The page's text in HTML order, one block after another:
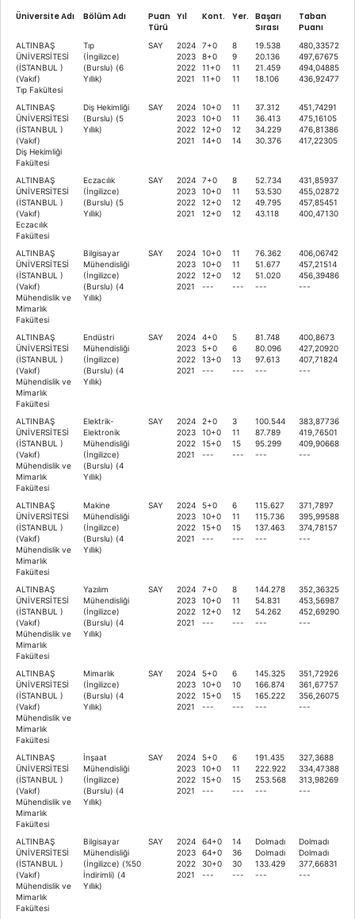
Üniversite Adı Bölüm Adı
Puan
Türü
Yıl Kont. Yer. Başarı
Sırası
Taban
Puanı
ALTINBAŞ
ÜNİVERSİTESİ
(İSTANBUL )
(Vakıf)
Tıp Fakültesi
Tıp
(İngilizce)
(Burslu) (6
Yıllık)
SAY
2024
2023
2022
2021
7+0
8+0
11+0
11+0
8
9
11
11
19.538
20.136
21.459
18.106
480,33572
497,67675
494,04885
436,92477
ALTINBAŞ
ÜNİVERSİTESİ
(İSTANBUL )
(Vakıf)
Diş Hekimliği
Fakültesi
Diş Hekimliği
(Burslu) (5
Yıllık)
SAY
2024
2023
2022
2021
10+0
10+0
12+0
14+0
11
11
12
14
37.312
36.413
34.229
30.376
451,74291
475,16105
476,81386
417,22305
ALTINBAŞ
ÜNİVERSİTESİ
(İSTANBUL )
(Vakıf)
Eczacılık
Fakültesi
Eczacılık
(İngilizce)
(Burslu) (5
Yıllık)
SAY
2024
2023
2022
2021
7+0
10+0
12+0
12+0
8
11
12
12
52.734
53.530
49.795
43.118
431,85937
455,02872
457,85451
400,47130
ALTINBAŞ
ÜNİVERSİTESİ
(İSTANBUL )
(Vakıf)
Mühendislik ve
Mimarlık
Fakültesi
Bilgisayar
Mühendisliği
(İngilizce)
(Burslu) (4
Yıllık)
SAY
2024
2023
2022
2021
10+0
10+0
12+0
---
11
11
12
---
76.362
51.677
51.020
---
406,06742
457,21514
456,39486
---
ALTINBAŞ
ÜNİVERSİTESİ
(İSTANBUL )
(Vakıf)
Mühendislik ve
Mimarlık
Fakültesi
Endüstri
Mühendisliği
(İngilizce)
(Burslu) (4
Yıllık)
SAY
2024
2023
2022
2021
4+0
5+0
13+0
---
5
6
13
---
81.748
80.096
97.613
---
400,8673
427,20920
407,71824
---
ALTINBAŞ
ÜNİVERSİTESİ
(İSTANBUL )
(Vakıf)
Mühendislik ve
Mimarlık
Fakültesi
Elektrik-
Elektronik
Mühendisliği
(İngilizce)
(Burslu) (4
Yıllık)
SAY
2024
2023
2022
2021
2+0
10+0
15+0
---
3
11
15
---
100.544
87.789
95.299
---
383,87736
419,76501
409,90668
---
ALTINBAŞ
ÜNİVERSİTESİ
(İSTANBUL )
(Vakıf)
Mühendislik ve
Mimarlık
Fakültesi
Makine
Mühendisliği
(İngilizce)
(Burslu) (4
Yıllık)
SAY
2024
2023
2022
2021
5+0
10+0
15+0
---
6
11
15
---
115.627
115.736
137.463
---
371,7897
395,99588
374,78157
---
ALTINBAŞ
ÜNİVERSİTESİ
(İSTANBUL )
(Vakıf)
Mühendislik ve
Mimarlık
Fakültesi
Yazılım
Mühendisliği
(İngilizce)
(Burslu) (4
Yıllık)
SAY
2024
2023
2022
2021
7+0
10+0
12+0
---
8
11
12
---
144.278
54.831
54.262
---
352,36325
453,56987
452,69290
---
ALTINBAŞ
ÜNİVERSİTESİ
(İSTANBUL )
(Vakıf)
Mühendislik ve
Mimarlık
Fakültesi
Mimarlık
(İngilizce)
(Burslu) (4
Yıllık)
SAY
2024
2023
2022
2021
5+0
10+0
15+0
---
6
10
15
---
145.325
166.874
165.222
---
351,72926
361,67757
356,26075
---
ALTINBAŞ
ÜNİVERSİTESİ
(İSTANBUL )
(Vakıf)
Mühendislik ve
Mimarlık
Fakültesi
İnşaat
Mühendisliği
(İngilizce)
(Burslu) (4
Yıllık)
SAY
2024
2023
2022
2021
5+0
10+0
15+0
---
6
11
15
---
191.435
222.922
253.568
---
327,3688
334,47388
313,98269
---
ALTINBAŞ
ÜNİVERSİTESİ
(İSTANBUL )
(Vakıf)
Mühendislik ve
Mimarlık
Fakültesi
Bilgisayar
Mühendisliği
(İngilizce) (%50
İndirimli) (4
Yıllık)
SAY
2024
2023
2022
2021
64+0
64+0
30+0
---
14
36
30
---
Dolmadı
Dolmadı
133.429
---
Dolmadı
Dolmadı
377,66831
---